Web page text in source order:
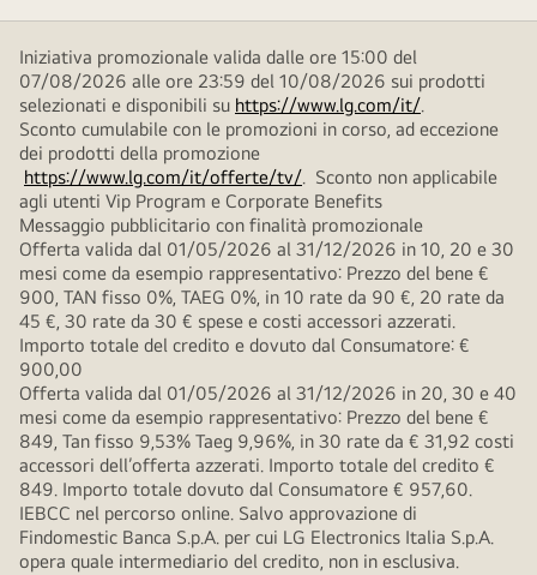
Iniziativa promozionale valida dalle ore 15:00 del
07/08/2026 alle ore 23:59 del 10/08/2026 sui prodotti
selezionati e disponibili su https://www.lg.com/it/.
Sconto cumulabile con le promozioni in corso, ad eccezione
dei prodotti della promozione
https://www.lg.com/it/offerte/tv/. Sconto non applicabile
agli utenti Vip Program e Corporate Benefits
Messaggio pubblicitario con finalità promozionale
Offerta valida dal 01/05/2026 al 31/12/2026 in 10, 20 e 30
mesi come da esempio rappresentativo: Prezzo del bene €
900, TAN fisso 0%, TAEG 0%, in 10 rate da 90 €, 20 rate da
45 €, 30 rate da 30 € spese e costi accessori azzerati.
Importo totale del credito e dovuto dal Consumatore: €
900,00
Offerta valida dal 01/05/2026 al 31/12/2026 in 20, 30 e 40
mesi come da esempio rappresentativo: Prezzo del bene €
849, Tan fisso 9,53% Taeg 9,96%, in 30 rate da € 31,92 costi
accessori dell’offerta azzerati. Importo totale del credito €
849. Importo totale dovuto dal Consumatore € 957,60.
IEBCC nel percorso online. Salvo approvazione di
Findomestic Banca S.p.A. per cui LG Electronics Italia S.p.A.
opera quale intermediario del credito, non in esclusiva.